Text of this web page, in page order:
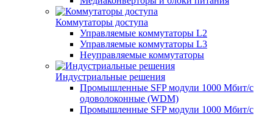
Коммутаторы доступа
Управляемые коммутаторы L2
Управляемые коммутаторы L3
Неуправляемые коммутаторы
Индустриальные решения
Промышленные SFP модули 1000 Мбит/c
одоволоконные (WDM)
Промышленные SFP модули 1000 Мбит/c